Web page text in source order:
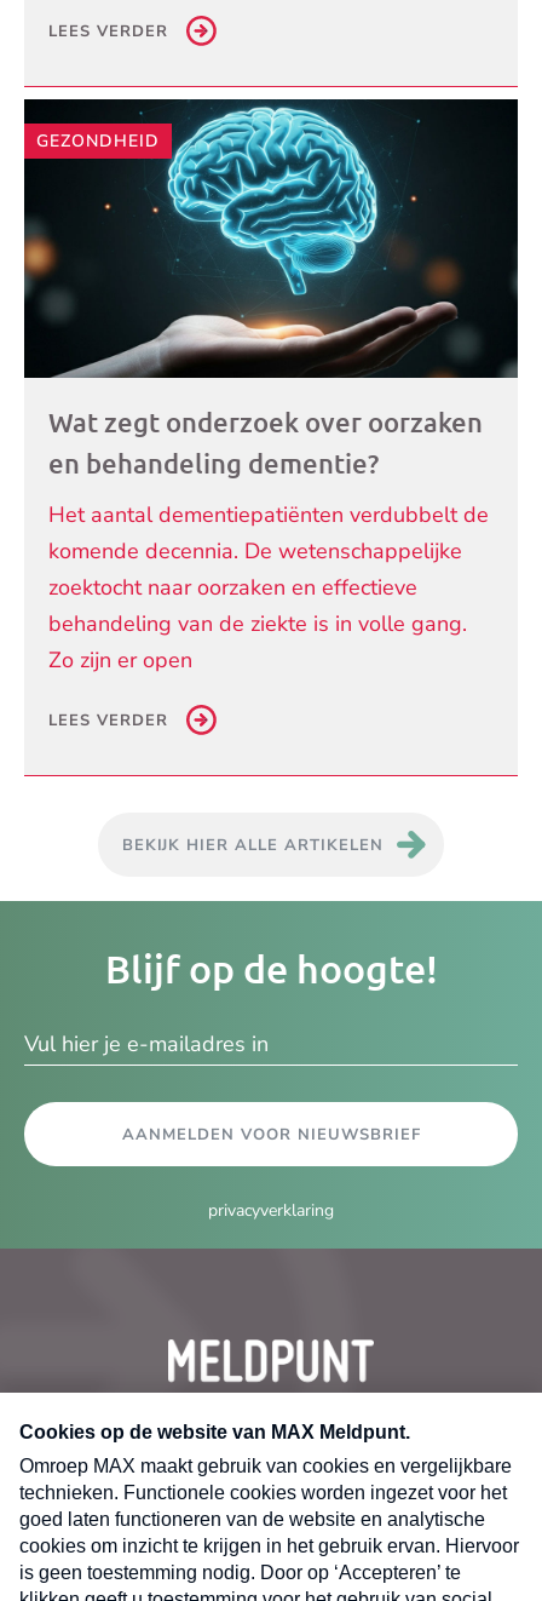
LEES VERDER
GEZONDHEID
Wat zegt onderzoek over oorzaken
en behandeling dementie?
Het aantal dementiepatiënten verdubbelt de
komende decennia. De wetenschappelijke
zoektocht naar oorzaken en effectieve
behandeling van de ziekte is in volle gang.
Zo zijn er open
LEES VERDER
BEKIJK HIER ALLE ARTIKELEN
Blijf op de hoogte!
AANMELDEN VOOR NIEUWSBRIEF
privacyverklaring
CONTACT
Volg ons op